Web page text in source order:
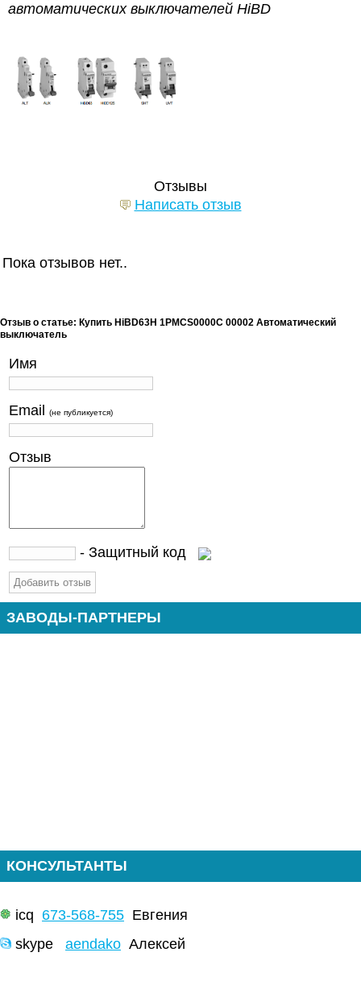
автоматических выключателей HiBD
Отзывы
Написать отзыв
Пока отзывов нет..
Отзыв о статье: Купить HiBD63H 1PMCS0000C 00002 Автоматический
выключатель
Имя
Email (не публикуется)
Отзыв
- Защитный код
ЗАВОДЫ-ПАРТНЕРЫ
КОНСУЛЬТАНТЫ
icq 673-568-755 Евгения
skype aendako Алексей